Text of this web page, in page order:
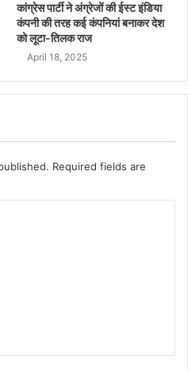
कांग्रेस पार्टी ने अंग्रेजों की ईस्ट इंडिया
कंपनी की तरह कई कंपनियां बनाकर देश
को लूटा-तिलक राज
April 18, 2025
Required fields are